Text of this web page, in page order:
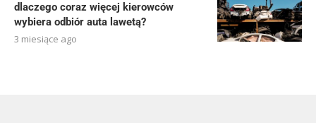
dlaczego coraz więcej kierowców
wybiera odbiór auta lawetą?
3 miesiące ago